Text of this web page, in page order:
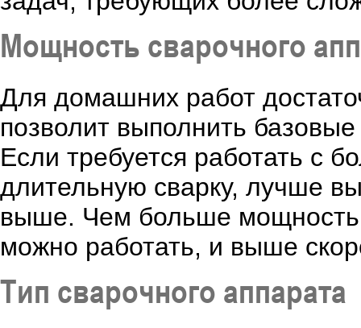
Мощность сварочного
Для домашних работ
позволит выполнить
Если требуется работать с
длительную сварку, лучше
выше. Чем больше
можно работать, и выше
Тип сварочного аппарата